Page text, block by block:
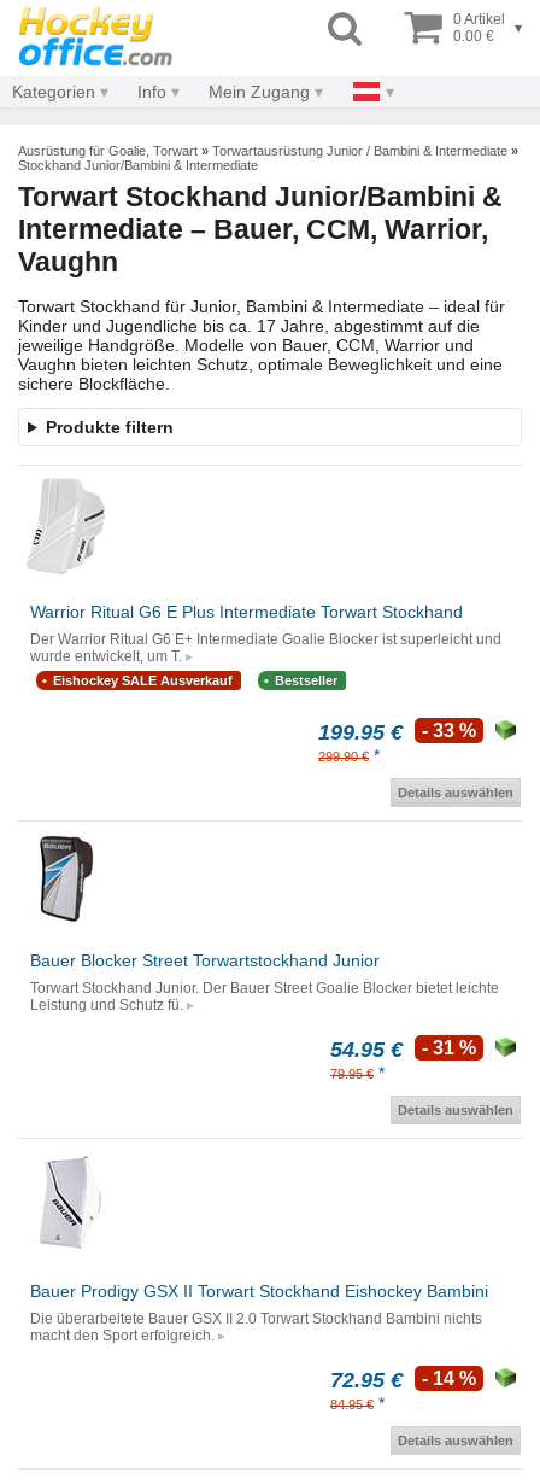
0 Artikel
0.00 €
▾
Kategorien Info Mein Zugang
Ausrüstung für Goalie, Torwart » Torwartausrüstung Junior / Bambini & Intermediate »
Stockhand Junior/Bambini & Intermediate
Torwart Stockhand Junior/Bambini &
Intermediate – Bauer, CCM, Warrior,
Vaughn
Torwart Stockhand für Junior, Bambini & Intermediate – ideal für
Kinder und Jugendliche bis ca. 17 Jahre, abgestimmt auf die
jeweilige Handgröße. Modelle von Bauer, CCM, Warrior und
Vaughn bieten leichten Schutz, optimale Beweglichkeit und eine
sichere Blockfläche.
Produkte filtern
Warrior Ritual G6 E Plus Intermediate Torwart Stockhand
Der Warrior Ritual G6 E+ Intermediate Goalie Blocker ist superleicht und
wurde entwickelt, um T.
Eishockey SALE Ausverkauf Bestseller
199.95 €
299.90 € *
- 33 %
Details auswählen
Bauer Blocker Street Torwartstockhand Junior
Torwart Stockhand Junior. Der Bauer Street Goalie Blocker bietet leichte
Leistung und Schutz fü.
54.95 €
79.95 € *
- 31 %
Details auswählen
Bauer Prodigy GSX II Torwart Stockhand Eishockey Bambini
Die überarbeitete Bauer GSX II 2.0 Torwart Stockhand Bambini nichts
macht den Sport erfolgreich.
72.95 €
84.95 € *
- 14 %
Details auswählen